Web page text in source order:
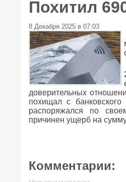
Похитил
8 Декабря 2025 в 07:03
доверительных
похищал с
распоряжался по
причинен ущерб на
Комментарии: